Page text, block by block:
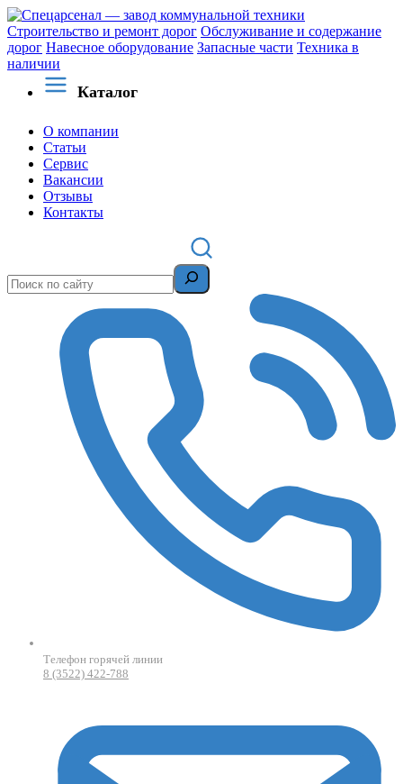
Строительство и ремонт дорог Обслуживание и содержание
дорог Навесное оборудование Запасные части Техника в
наличии
Каталог
О компании
Статьи
Сервис
Вакансии
Отзывы
Контакты
Телефон горячей линии
8 (3522) 422-788